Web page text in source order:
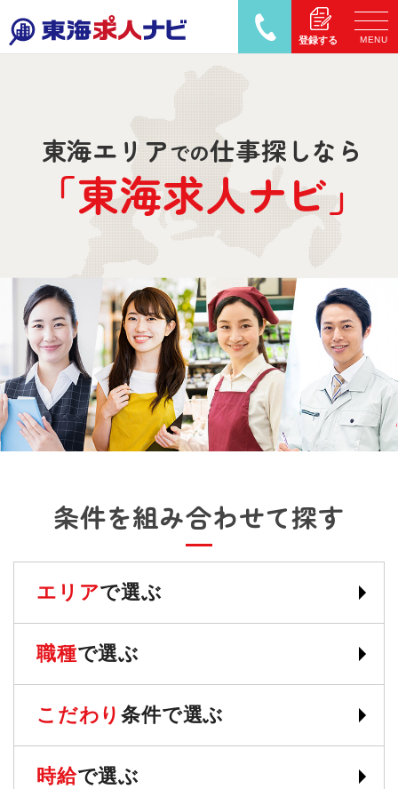
登録する MENU
東海エリアでの仕事探しなら
「東海求人ナビ」
条件を組み合わせて探す
エリアで選ぶ
職種で選ぶ
こだわり条件で選ぶ
時給で選ぶ